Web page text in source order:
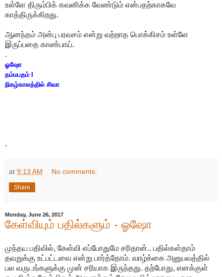
உள்ளே திரும்பிக் கவனிக்க வேண்டும் என்பதற்காகவே
காத்திருக்கிறது.
ஆனந்தம் அன்பு பரவசம் என்று வற்றாத பொக்கிசம் உள்ளே
இருப்பதை காண்பாய்.
.
ஓஷோ
தம்மபதம் I
நிகழ்காலத்தில் சிவா
.
at 9:13 AM No comments:
Share
Monday, June 26, 2017
கேள்வியும் பதில்களும் - ஓஷோ
முந்தய பதிவில், கேள்வி எப்போதுமே சரிதான்.. பதில்கள்தாம்
தவறுக்கு உட்பட்டவை என்று பார்த்தோம். வாழ்க்கை அனுபவத்தில்
பல வருடங்களுக்கு முன் சரியாக இருந்தது. தற்போது, எனக்குள்